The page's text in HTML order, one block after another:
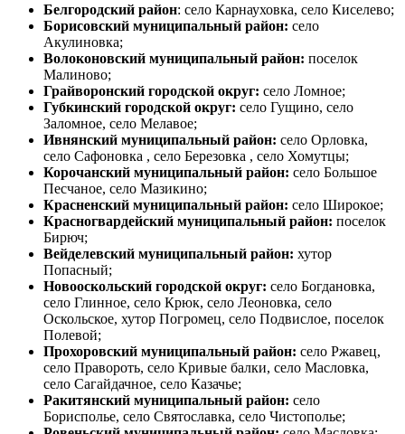
Белгородский район: село Карнауховка, село Киселево;
Борисовский муниципальный район: село
Акулиновка;
Волоконовский муниципальный район: поселок
Малиново;
Грайворонский городской округ: село Ломное;
Губкинский городской округ: село Гущино, село
Заломное, село Мелавое;
Ивнянский муниципальный район: село Орловка,
село Сафоновка , село Березовка , село Хомутцы;
Корочанский муниципальный район: село Большое
Песчаное, село Мазикино;
Красненский муниципальный район: село Широкое;
Красногвардейский муниципальный район: поселок
Бирюч;
Вейделевский муниципальный район: хутор
Попасный;
Новооскольский городской округ: село Богдановка,
село Глинное, село Крюк, село Леоновка, село
Оскольское, хутор Погромец, село Подвислое, поселок
Полевой;
Прохоровский муниципальный район: село Ржавец,
село Правороть, село Кривые балки, село Масловка,
село Сагайдачное, село Казачье;
Ракитянский муниципальный район: село
Борисполье, село Святославка, село Чистополье;